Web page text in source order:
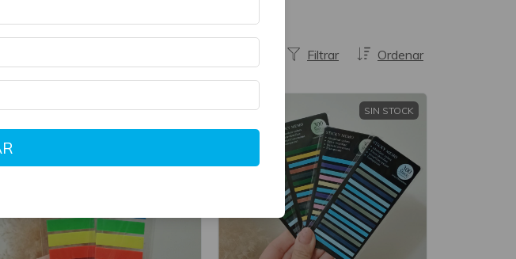
Ordenar
Filtrar
SIN STOCK